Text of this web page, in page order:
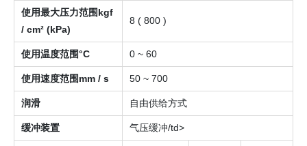
使用最大压力范围kgf
/ cm² (kPa)
8 ( 800 )
使用温度范围°C 0 ~ 60
使用速度范围mm / s 50 ~ 700
润滑 自由供给方式
缓冲装置 气压缓冲/td>